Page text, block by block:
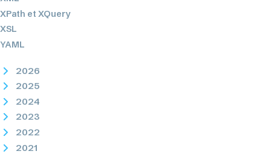
XPath et XQuery
XSL
YAML
2026
2025
2024
2023
2022
2021